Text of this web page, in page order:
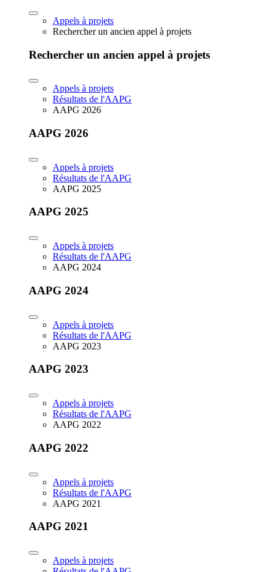
Appels à projets
Rechercher un ancien appel à projets
Rechercher un ancien appel à projets
Appels à projets
Résultats de l'AAPG
AAPG 2026
AAPG 2026
Appels à projets
Résultats de l'AAPG
AAPG 2025
AAPG 2025
Appels à projets
Résultats de l'AAPG
AAPG 2024
AAPG 2024
Appels à projets
Résultats de l'AAPG
AAPG 2023
AAPG 2023
Appels à projets
Résultats de l'AAPG
AAPG 2022
AAPG 2022
Appels à projets
Résultats de l'AAPG
AAPG 2021
AAPG 2021
Appels à projets